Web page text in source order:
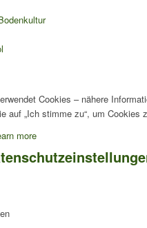
Cookies – nähere
auf „Ich stimme zu“, um
more